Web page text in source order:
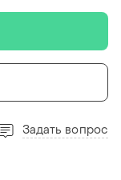
Задать вопрос